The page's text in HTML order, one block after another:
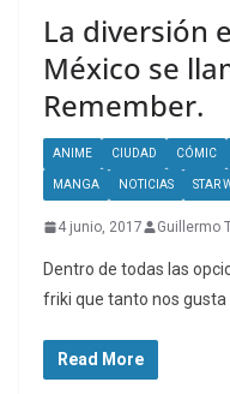
La diversión
México se
Remember.
ANIME CIUDAD CÓMIC
MANGA NOTICIAS STAR
4 junio, 2017 Guillermo
Dentro de todas las
friki que tanto nos gusta
Read More